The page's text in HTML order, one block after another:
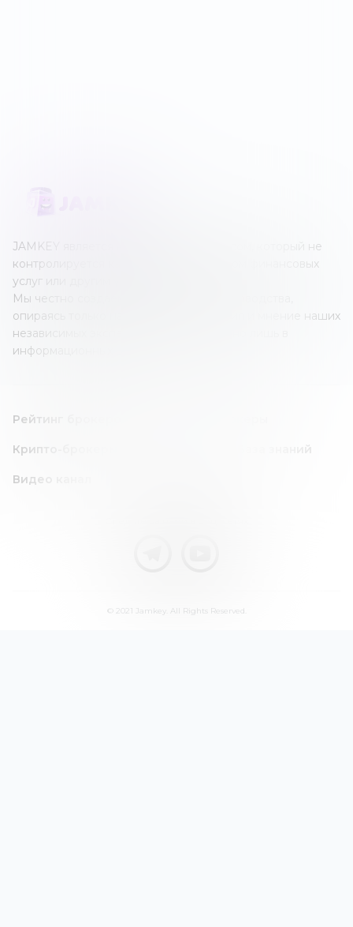
JAMKEY является независимым ресурсом, который не
контролируется каким-либо оператором финансовых
услуг или другим учреждением.
Мы честно создаем наши обзоры и руководства,
опираясь только на собственные знания и мнение наших
независимых экспертов; все это создано лишь в
информационных целях.
Рейтинг брокеров
Крипто-брокеры
Видео канал
© 2021 Jamkey. All Rights Reserved.